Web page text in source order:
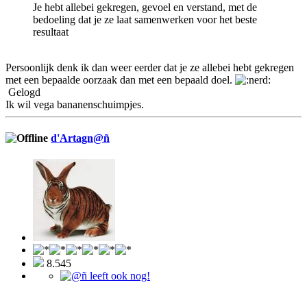
Je hebt allebei gekregen, gevoel en verstand, met de
bedoeling dat je ze laat samenwerken voor het beste
resultaat
Persoonlijk denk ik dan weer eerder dat je ze allebei hebt gekregen
met een bepaalde oorzaak dan met een bepaald doel.
Gelogd
Ik wil vega bananenschuimpjes.
d'Artagn@ñ
8.545